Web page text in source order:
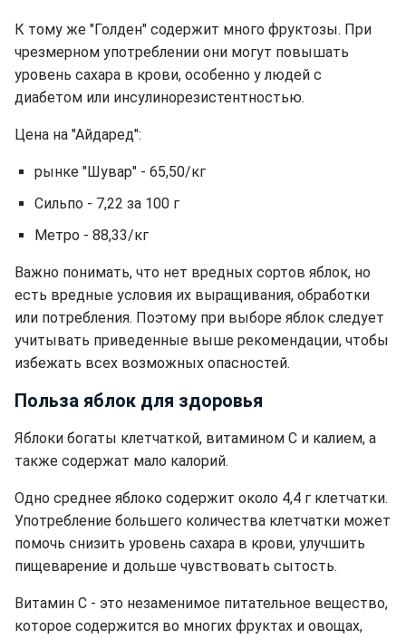
К тому же "Голден" содержит много фруктозы. При
чрезмерном употреблении они могут повышать
уровень сахара в крови, особенно у людей с
диабетом или инсулинорезистентностью.
Цена на "Айдаред":
рынке "Шувар" - 65,50/кг
Сильпо - 7,22 за 100 г
Метро - 88,33/кг
Важно понимать, что нет вредных сортов яблок, но
есть вредные условия их выращивания, обработки
или потребления. Поэтому при выборе яблок следует
учитывать приведенные выше рекомендации, чтобы
избежать всех возможных опасностей.
Польза яблок для здоровья
Яблоки богаты клетчаткой, витамином С и калием, а
также содержат мало калорий.
Одно среднее яблоко содержит около 4,4 г клетчатки.
Употребление большего количества клетчатки может
помочь снизить уровень сахара в крови, улучшить
пищеварение и дольше чувствовать сытость.
Витамин С - это незаменимое питательное вещество,
которое содержится во многих фруктах и овощах,